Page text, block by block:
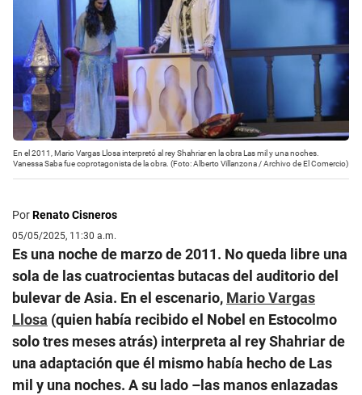
En el 2011, Mario Vargas Llosa interpretó al rey Shahriar en la obra Las mil y una noches.
Vanessa Saba fue coprotagonista de la obra. (Foto: Alberto Villanzona / Archivo de El Comercio)
PorRenato Cisneros
05/05/2025, 11:30 a.m.
Es una noche de marzo de 2011. No queda libre una
sola de las cuatrocientas butacas del auditorio del
bulevar de Asia. En el escenario, Mario Vargas
Llosa (quien había recibido el Nobel en Estocolmo
solo tres meses atrás) interpreta al rey Shahriar de
una adaptación que él mismo había hecho de Las
mil y una noches. A su lado –las manos enlazadas